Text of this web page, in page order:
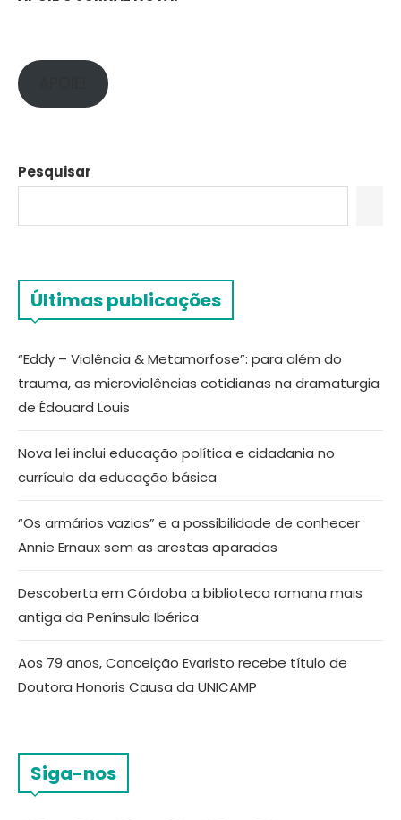
Pesquisar
Últimas publicações
“Eddy – Violência & Metamorfose”: para além do
trauma, as microviolências cotidianas na dramaturgia
de Édouard Louis
Nova lei inclui educação política e cidadania no
currículo da educação básica
“Os armários vazios” e a possibilidade de conhecer
Annie Ernaux sem as arestas aparadas
Descoberta em Córdoba a biblioteca romana mais
antiga da Península Ibérica
Aos 79 anos, Conceição Evaristo recebe título de
Doutora Honoris Causa da UNICAMP
Siga-nos